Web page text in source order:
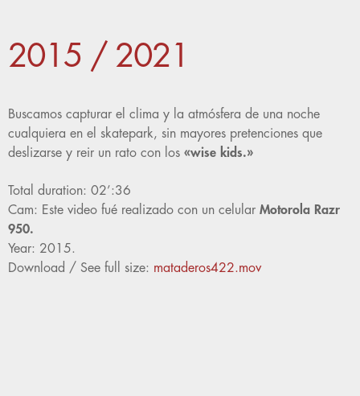
2015 / 2021
Buscamos capturar el clima y la atmósfera de una noche
cualquiera en el skatepark, sin mayores pretenciones que
deslizarse y reir un rato con los «wise kids.»
Total duration: 02’:36
Cam: Este video fué realizado con un celular Motorola Razr
950.
Year: 2015.
Download / See full size: mataderos422.mov